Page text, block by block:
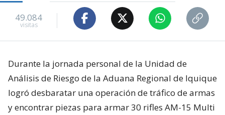
49.084
visitas
Durante la jornada personal de la Unidad de
Análisis de Riesgo de la Aduana Regional de Iquique
logró desbaratar una operación de tráfico de armas
y encontrar piezas para armar 30 rifles AM-15 Multi